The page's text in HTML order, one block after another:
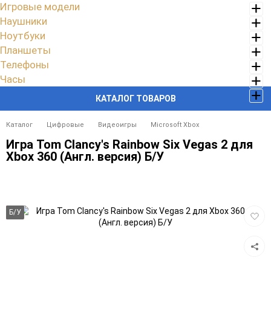
КАТАЛОГ ТОВАРОВ
Игровые модели
Наушники
Ноутбуки
Планшеты
Телефоны
Часы
Каталог Цифровые Видеоигры Microsoft Xbox
Игра Tom Clancy's Rainbow Six Vegas 2 для
Xbox 360 (Англ. версия) Б/У
Б/У